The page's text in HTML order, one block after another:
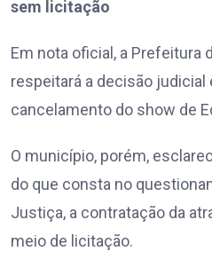
sem licitação
Em nota oficial, a Prefeitura
respeitará a decisão
cancelamento do show de
O município, porém,
do que consta no
Justiça, a contratação da
meio de licitação.